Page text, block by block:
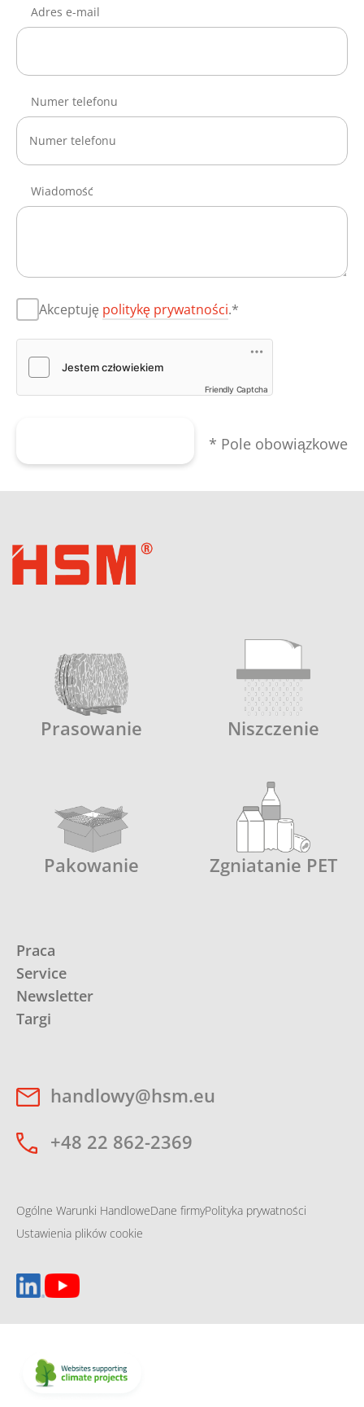
Adres e-mail
Numer telefonu
Wiadomość
Akceptuję politykę prywatności.*
Friendly Captcha
* Pole obowiązkowe
Prasowanie Niszczenie
Pakowanie Zgniatanie PET
Praca
Service
Newsletter
Targi
handlowy@hsm.eu
+48 22 862-2369
Ogólne Warunki HandloweDane firmyPolityka prywatności
Ustawienia plików cookie